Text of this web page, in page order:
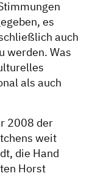
es
auch
werden. Was
als auch
2008 der
weit
die Hand
Horst